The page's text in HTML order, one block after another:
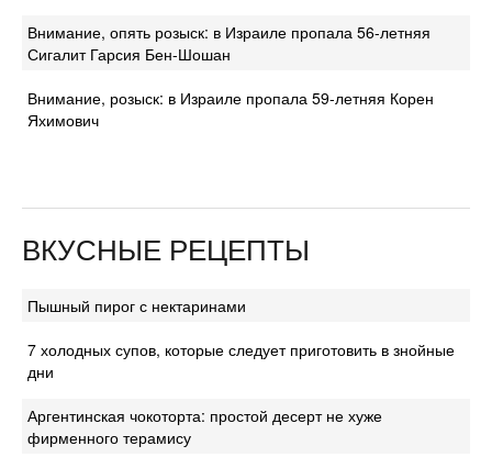
Внимание, опять розыск: в Израиле пропала 56-летняя
Сигалит Гарсия Бен-Шошан
Внимание, розыск: в Израиле пропала 59-летняя Корен
Яхимович
ВКУСНЫЕ РЕЦЕПТЫ
Пышный пирог с нектаринами
7 холодных супов, которые следует приготовить в знойные
дни
Аргентинская чокоторта: простой десерт не хуже
фирменного терамису